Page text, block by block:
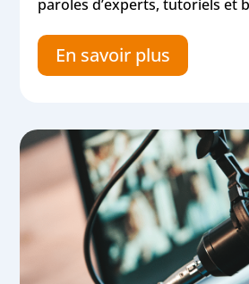
paroles d’experts, tutoriels et
En savoir plus